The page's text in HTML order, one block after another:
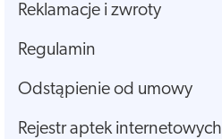
Reklamacje i zwroty
Regulamin
Odstąpienie od umowy
Rejestr aptek internetowych